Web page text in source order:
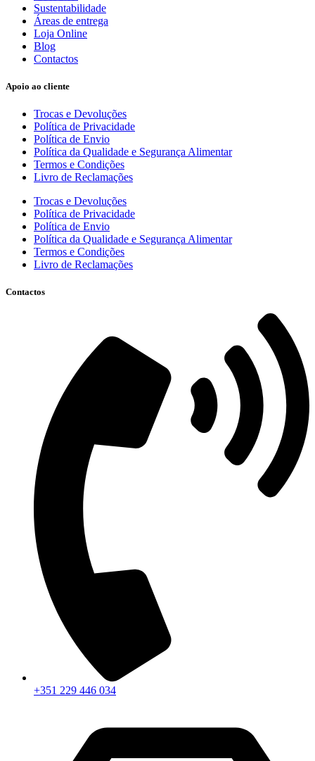
Sustentabilidade
Áreas de entrega
Loja Online
Blog
Contactos
Apoio ao cliente
Trocas e Devoluções
Política de Privacidade
Política de Envio
Política da Qualidade e Segurança Alimentar
Termos e Condições
Livro de Reclamações
Trocas e Devoluções
Política de Privacidade
Política de Envio
Política da Qualidade e Segurança Alimentar
Termos e Condições
Livro de Reclamações
Contactos
+351 229 446 034